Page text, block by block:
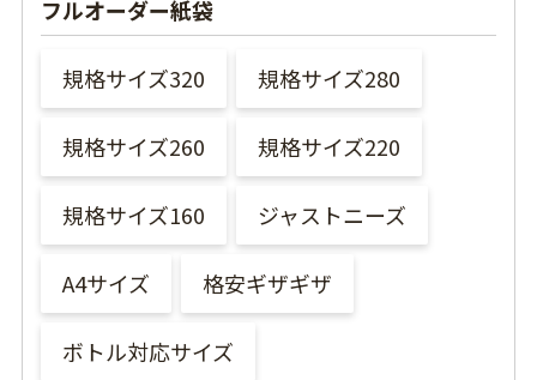
フルオーダー紙袋
規格サイズ320 規格サイズ280
規格サイズ260 規格サイズ220
規格サイズ160 ジャストニーズ
A4サイズ 格安ギザギザ
ボトル対応サイズ